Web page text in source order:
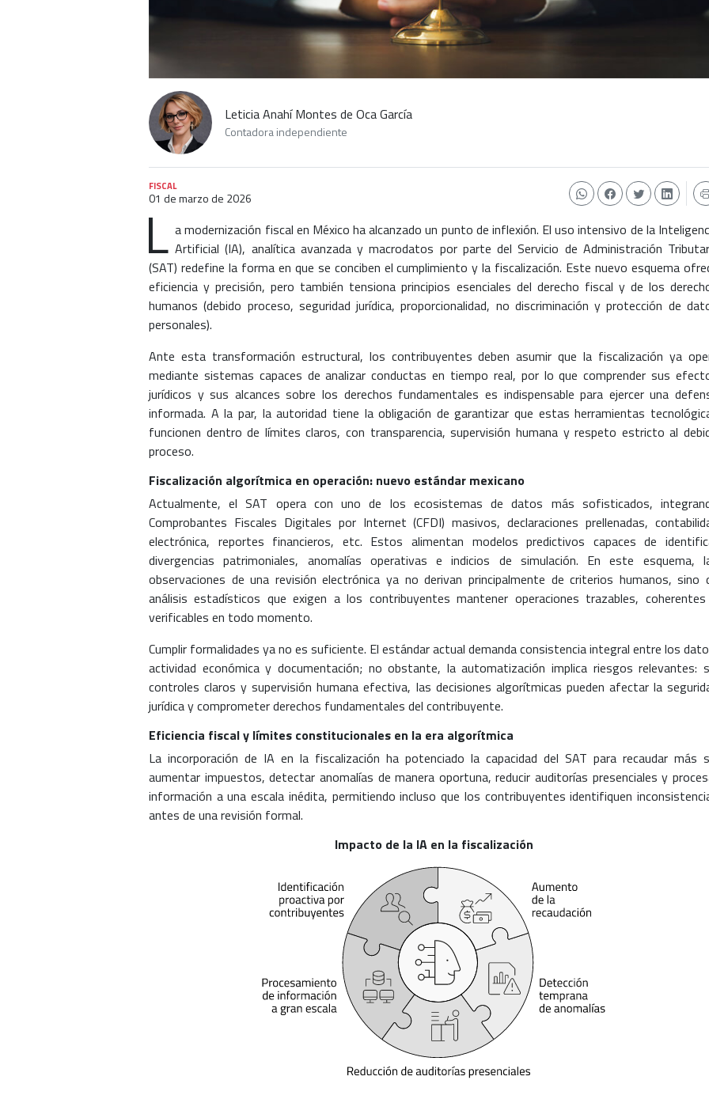
Leticia Anahí Montes de Oca García
Contadora independiente
FISCAL
01 de marzo de 2026
L a modernización fiscal en México ha alcanzado un punto de inflexión. El uso intensivo de la
Artificial (IA), analítica avanzada y macrodatos por parte del Servicio de Administración
(SAT) redefine la forma en que se conciben el cumplimiento y la fiscalización. Este nuevo esquema
eficiencia y precisión, pero también tensiona principios esenciales del derecho fiscal y de los
humanos (debido proceso, seguridad jurídica, proporcionalidad, no discriminación y protección de
personales).
Ante esta transformación estructural, los contribuyentes deben asumir que la fiscalización ya
mediante sistemas capaces de analizar conductas en tiempo real, por lo que comprender sus
jurídicos y sus alcances sobre los derechos fundamentales es indispensable para ejercer una
informada. A la par, la autoridad tiene la obligación de garantizar que estas herramientas
funcionen dentro de límites claros, con transparencia, supervisión humana y respeto estricto al
proceso.
Fiscalización algorítmica en operación: nuevo estándar mexicano
Actualmente, el SAT opera con uno de los ecosistemas de datos más sofisticados,
Comprobantes Fiscales Digitales por Internet (CFDI) masivos, declaraciones prellenadas,
electrónica, reportes financieros, etc. Estos alimentan modelos predictivos capaces de
divergencias patrimoniales, anomalías operativas e indicios de simulación. En este esquema,
observaciones de una revisión electrónica ya no derivan principalmente de criterios humanos, sino
análisis estadísticos que exigen a los contribuyentes mantener operaciones trazables,
verificables en todo momento.
Cumplir formalidades ya no es suficiente. El estándar actual demanda consistencia integral entre los
actividad económica y documentación; no obstante, la automatización implica riesgos relevantes:
controles claros y supervisión humana efectiva, las decisiones algorítmicas pueden afectar la
jurídica y comprometer derechos fundamentales del contribuyente.
Eficiencia fiscal y límites constitucionales en la era algorítmica
La incorporación de IA en la fiscalización ha potenciado la capacidad del SAT para recaudar más
aumentar impuestos, detectar anomalías de manera oportuna, reducir auditorías presenciales y
información a una escala inédita, permitiendo incluso que los contribuyentes identifiquen
antes de una revisión formal.
Impacto de la IA en la fiscalización